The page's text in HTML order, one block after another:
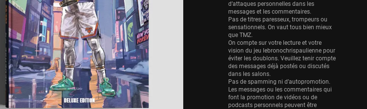
Portland Trail Blazers
27 sessions
Eurobasket
25 sessions
Detroit Pistons
25 sessions
Brooklyn Nets
24 sessions
d’attaques personnelles dans les
messages et les commentaires.
Pas de titres paresseux, trompeurs ou
sensationnels. On vaut tous bien mieux
que TMZ.
On compte sur votre lecture et votre
vision du jeu lebronochrispaulienne pour
éviter les doublons. Veuillez tenir compte
des messages déjà postés ou discutés
dans les salons.
Pas de spamming ni d’autopromotion.
Les messages ou les commentaires qui
font la promotion de vidéos ou de
podcasts personnels peuvent être